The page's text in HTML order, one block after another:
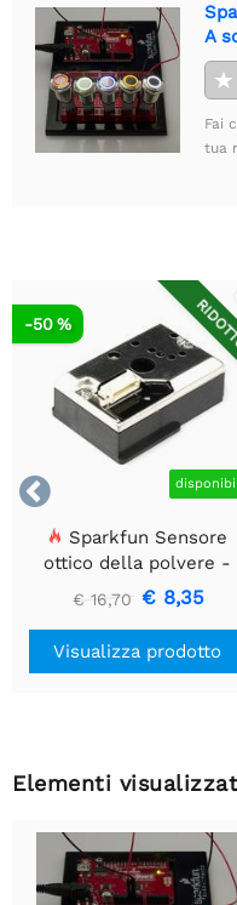
A
★
Fai
tua

-50 %
Sparkfun Sensore
ottico della polvere -
GP2Y1010AU0F
€ 16,70 € 8,35
Visualizza prodotto
Elementi